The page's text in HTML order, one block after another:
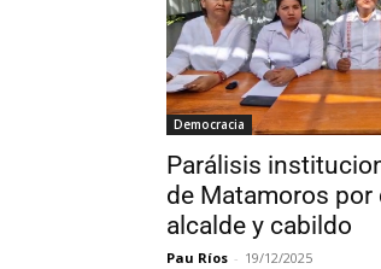
Democracia
Parálisis
de Matamoros
alcalde y cabildo
Pau Ríos - 19/12/2025